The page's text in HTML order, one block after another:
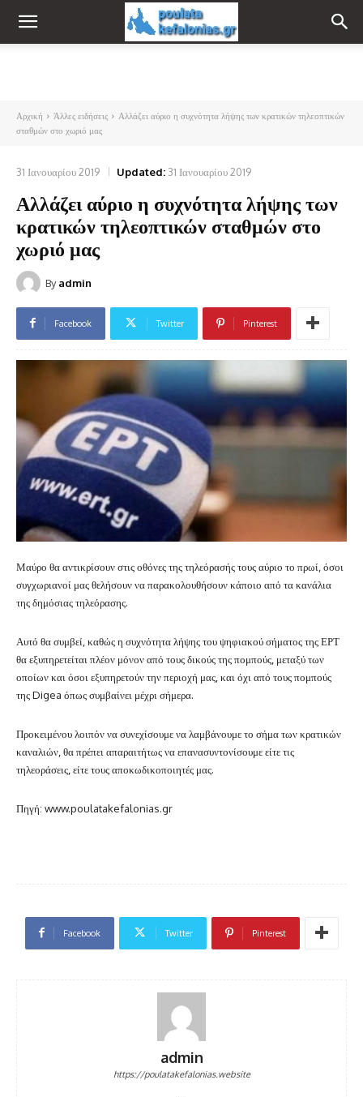
Αρχική Άλλες ειδήσεις
Αλλάζει αύριο η συχνότητα λήψης των κρατικών τηλεοπτικών
σταθμών στο χωριό μας
31 Ιανουαρίου 2019 Updated: 31 Ιανουαρίου 2019
Αλλάζει αύριο η συχνότητα λήψης των
κρατικών τηλεοπτικών σταθμών στο
χωριό μας
By admin
Facebook Twitter Pinterest
Μαύρο θα αντικρίσουν στις οθόνες της τηλεόρασής τους αύριο το πρωί, όσοι
συγχωριανοί μας θελήσουν να παρακολουθήσουν κάποιο από τα κανάλια
της δημόσιας τηλεόρασης.
Αυτό θα συμβεί, καθώς η συχνότητα λήψης του ψηφιακού σήματος της ΕΡΤ
θα εξυπηρετείται πλέον μόνον από τους δικούς της πομπούς, μεταξύ των
οποίων και όσοι εξυπηρετούν την περιοχή μας, και όχι από τους πομπούς
της Digea όπως συμβαίνει μέχρι σήμερα.
Προκειμένου λοιπόν να συνεχίσουμε να λαμβάνουμε το σήμα των κρατικών
καναλιών, θα πρέπει απαραιτήτως να επανασυντονίσουμε είτε τις
τηλεοράσεις, είτε τους αποκωδικοποιητές μας.
Πηγή: www.poulatakefalonias.gr
Facebook Twitter Pinterest
admin
https://poulatakefalonias.website